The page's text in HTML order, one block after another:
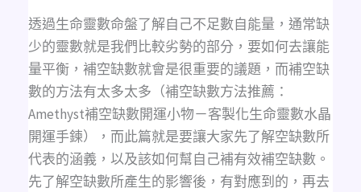
透過生命靈數命盤了解自己不足數自能量，通常缺
少的靈數就是我們比較劣勢的部分，要如何去讓能
量平衡，補空缺數就會是很重要的議題，而補空缺
數的方法有太多太多（補空缺數方法推薦：
Amethyst補空缺數開運小物－客製化生命靈數水晶
開運手鍊），而此篇就是要讓大家先了解空缺數所
代表的涵義，以及該如何幫自己補有效補空缺數。
先了解空缺數所產生的影響後，有對應到的，再去
油、
花
精
可
調
頻、
超
強
補
數
法
懶
人
包